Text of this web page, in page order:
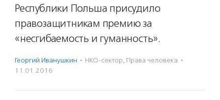
Республики Польша присудило
правозащитникам премию за
«несгибаемость и гуманность».
Георгий Иванушкин · НКО-сектор, Права человека ·
11.01.2016